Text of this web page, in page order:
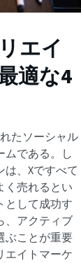
エイ
適な4
たソーシャル
ムである。し
は、Xですべて
く売れるとい
として成功す
、アクティブ
ぶことが重要
エイトマーケ